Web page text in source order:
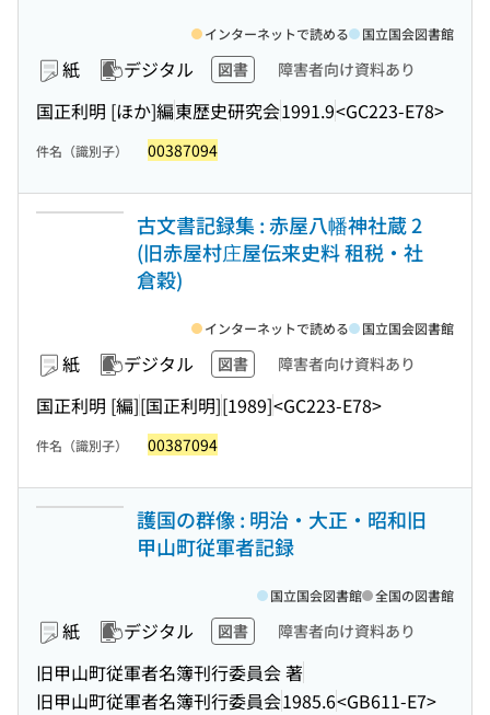
紙 デジタル 図書 障害者向け資料あり
国正利明 [ほか]編東歴史研究会1991.9<GC223-E78>
インターネットで読める 国立国会図書館
件名（識別子） 00387094
古文書記録集 : 赤屋八幡神社蔵 2
(旧赤屋村庄屋伝来史料 租税・社
倉穀)
紙 デジタル 図書 障害者向け資料あり
国正利明 [編][国正利明][1989]<GC223-E78>
インターネットで読める 国立国会図書館
件名（識別子） 00387094
護国の群像 : 明治・大正・昭和旧
甲山町従軍者記録
紙 デジタル 図書 障害者向け資料あり
旧甲山町従軍者名簿刊行委員会 著
旧甲山町従軍者名簿刊行委員会1985.6<GB611-E7>
国立国会図書館 全国の図書館